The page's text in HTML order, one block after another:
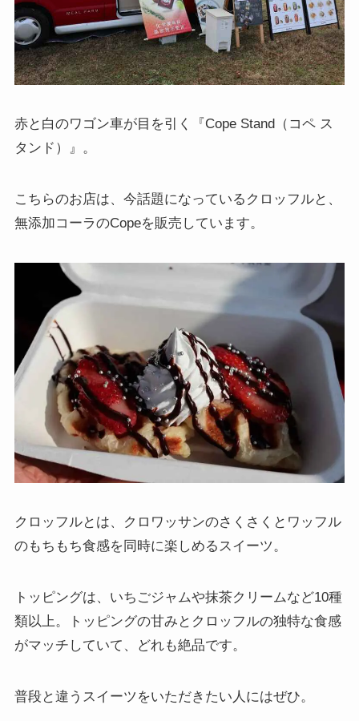
赤と白のワゴン車が目を引く『Cope Stand（コペ ス
タンド）』。
こちらのお店は、今話題になっているクロッフルと、
無添加コーラのCopeを販売しています。
クロッフルとは、クロワッサンのさくさくとワッフル
のもちもち食感を同時に楽しめるスイーツ。
トッピングは、いちごジャムや抹茶クリームなど10種
類以上。トッピングの甘みとクロッフルの独特な食感
がマッチしていて、どれも絶品です。
普段と違うスイーツをいただきたい人にはぜひ。